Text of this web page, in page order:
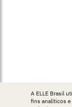
A ELLE Brasil
fins analíticos